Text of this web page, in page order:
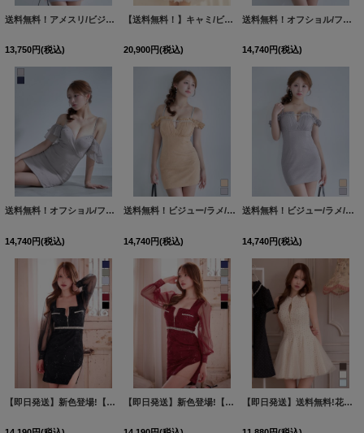
送料無料！アメスリ/ビジュー/シアー/無地/ストレッチ生地/タイト/ミニドレス/キャバドレス【XS-Mサイズ/2カラー】[OF03]【YN】dzwvCAS【予約商品/8月下旬発送予定】
13,750円(税込)
【送料無料！】キャミ/ビジュー/フリル/レース/チュール/フレア/ミニドレス/キャバドレス【XS-Lサイズ/1カラー】[OF03] 【YN】
20,900円(税込)
送料無料！オフショル/フリル袖/シアー/シフォン生地/ラメ/無地/タイト/ミニドレス/キャバドレス【S-Mサイズ/2カラー】[OF03]【YN】dzjgCAS【予約商品/8月下旬発送予定】
14,740円(税込)
送料無料！オフショル/フリル袖/シアー/シフォン生地/ラメ/無地/タイト/ミニドレス/キャバドレス【S-Mサイズ/2カラー】[OF03]【YN】dzjgCAS【予約商品/8月下旬発送予定】
14,740円(税込)
送料無料！ビジュー/ラメ/シアー/フリル/オフショル/キャミソール/谷間見せ/タイト/ストレッチ/ミニドレス/キャバドレス【XS-Mサイズ/2カラー】[OF03]【YN】dzwvCAS【予約商品/8月下旬発送予定】
14,740円(税込)
送料無料！ビジュー/ラメ/シアー/フリル/オフショル/キャミソール/谷間見せ/タイト/ストレッチ/ミニドレス/キャバドレス【XS-Mサイズ/2カラー】[OF03]【YN】dzwvCAS【予約商品/8月下旬発送予定】
14,740円(税込)
【即日発送】新色登場!【送料無料】スクエアネック/フロントジップ/チュール袖/シアー/刺繍/レース/タイト/スリット/ミニドレス/キャバドレス【XS-XLサイズ/6カラー】[OF03-X]【YN】dzj 【即日発送】新色登場!【送料無料】スクエアネック/フロントジップ/チュール袖/シアー/刺繍/レース/タイト/スリット/ミニドレス/キャバドレス【XS-XLサイズ/6カラー】[OF03-X]【YN】dzj 【即日発送】送料無料!花柄/フロントジップ/チュールスカート/ミニドレス/キャバドレス【XS-Lサイズ/3カラー】[OF03]【YN】dzquBF